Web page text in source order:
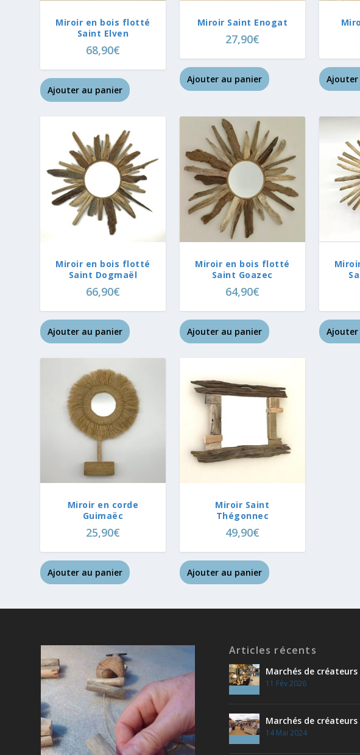
Miroir en bois flotté
Saint Elven
68,90€
Ajouter au panier
Miroir Saint Enogat
27,90€
Ajouter au panier
Miroir en bois flotté
Saint Dogmaël
66,90€
Ajouter au panier
Miroir en bois flotté
Saint Goazec
64,90€
Ajouter au panier
Miroir en corde
Guimaëc
25,90€
Ajouter au panier
Miroir Saint
Thégonnec
49,90€
Ajouter au panier
Articles récents
Marchés de créateurs
11 Fév 2026
Marchés de créateurs
14 Mai 2024